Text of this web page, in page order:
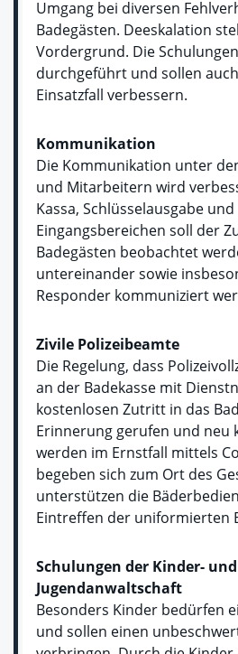
Umgang bei diversen
Badegästen. Deeskalation
Vordergrund. Die
durchgeführt und sollen
Einsatzfall verbessern.
Kommunikation
Die Kommunikation unter
und Mitarbeitern wird
Kassa, Schlüsselausgabe und
Eingangsbereichen soll der
Badegästen beobachtet
untereinander sowie
Responder kommuniziert
Zivile Polizeibeamte
Die Regelung, dass
an der Badekasse mit
kostenlosen Zutritt in das
Erinnerung gerufen und neu
werden im Ernstfall mittels
begeben sich zum Ort des
unterstützen die
Eintreffen der uniformierten
Schulungen der Kinder- und
Jugendanwaltschaft
Besonders Kinder bedürfen
und sollen einen